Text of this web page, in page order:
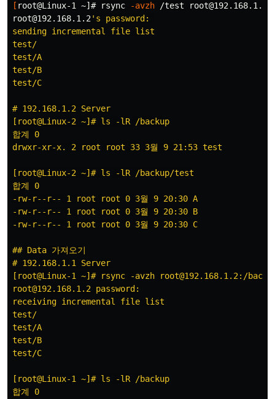
[ root@Linux-1 ~]# rsync -avzh /test
root@192.168.1.2's password:
sending incremental file list
test/
test/A
test/B
test/C
# 192.168.1.2 Server
[root@Linux-2 ~]# ls -lR /backup
합계 0
drwxr-xr-x. 2 root root 33 3월 9 21:53 test
[root@Linux-2 ~]# ls -lR /backup/test
합계 0
-rw-r--r-- 1 root root 0 3월 9 20:30 A
-rw-r--r-- 1 root root 0 3월 9 20:30 B
-rw-r--r-- 1 root root 0 3월 9 20:30 C
## Data 가져오기
# 192.168.1.1 Server
[root@Linux-1 ~]# rsync -avzh root@192.168.1.2:/
root@192.168.1.2 password:
receiving incremental file list
test/
test/A
test/B
test/C
[root@Linux-1 ~]# ls -lR /backup
합계 0